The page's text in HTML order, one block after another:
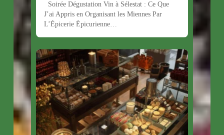
Soirée Dégustation Vin à Sélestat : Ce Que
J’ai Appris en Organisant les Miennes Par
L’Épicerie Épicurienne…